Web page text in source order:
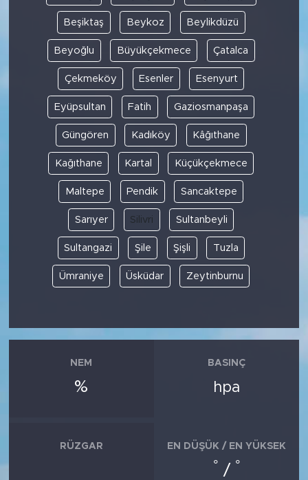
Beşiktaş Beykoz Beylikdüzü
Beyoğlu Büyükçekmece Çatalca
Çekmeköy Esenler Esenyurt
Eyüpsultan Fatih Gaziosmanpaşa
Güngören Kadıköy Kâğıthane
Kağıthane Kartal Küçükçekmece
Maltepe Pendik Sancaktepe
Sarıyer Silivri Sultanbeyli
Sultangazi Şile Şişli Tuzla
Ümraniye Üsküdar Zeytinburnu
NEM
%
BASINÇ
hpa
RÜZGAR EN DÜŞÜK / EN YÜKSEK
° / °